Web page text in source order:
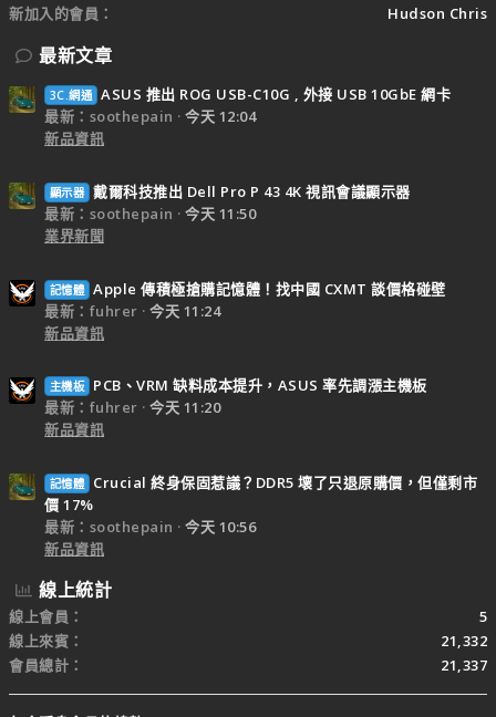
新加入的會員
Hudson Chris
最新文章
3C.網通 ASUS 推出 ROG USB-C10G , 外接 USB 10GbE 網卡
最新：soothepain
今天 12:04
新品資訊
顯示器 戴爾科技推出 Dell Pro P 43 4K 視訊會議顯示器
最新：soothepain
今天 11:50
業界新聞
記憶體 Apple 傳積極搶購記憶體！找中國 CXMT 談價格碰壁
最新：fuhrer
今天 11:24
新品資訊
主機板
PCB、VRM 缺料成本提升，ASUS 率先調漲主機板
最新：fuhrer
今天 11:20
新品資訊
記憶體
Crucial 終身保固惹議？DDR5 壞了只退原購價，但僅剩市
價 17%
最新：soothepain
今天 10:56
新品資訊
線上統計
線上會員
5
線上來賓
21,332
會員總計
21,337